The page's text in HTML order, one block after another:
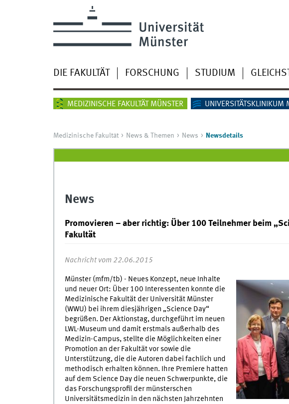
DIE FAKULTÄT FORSCHUNG STUDIUM
MEDIZINISCHE FAKULTÄT MÜNSTER UNIVERSITÄTSKLINIKUM
Medizinische Fakultät News & Themen News Newsdetails
News
Promovieren – aber richtig: Über 100 Teilnehmer beim
Fakultät
Nachricht vom 22.06.2015
Münster (mfm/tb) - Neues Konzept, neue Inhalte
und neuer Ort: Über 100 Interessenten konnte die
Medizinische Fakultät der Universität Münster
(WWU) bei ihrem diesjährigen „Science Day“
begrüßen. Der Aktionstag, durchgeführt im neuen
LWL-Museum und damit erstmals außerhalb des
Medizin-Campus, stellte die Möglichkeiten einer
Promotion an der Fakultät vor sowie die
Unterstützung, die die Autoren dabei fachlich und
methodisch erhalten können. Ihre Premiere hatten
auf dem Science Day die neuen Schwerpunkte, die
das Forschungsprofil der münsterschen
Universitätsmedizin in den nächsten Jahrzehnten